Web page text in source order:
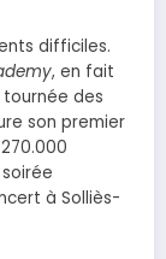
difficiles.
, en fait
des
son premier
à Solliès-